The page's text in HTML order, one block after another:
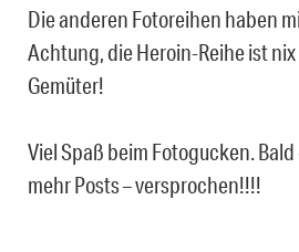
Die anderen Fotoreihen haben
Achtung, die Heroin-Reihe ist
Gemüter!
Viel Spaß beim Fotogucken.
mehr Posts – versprochen!!!!